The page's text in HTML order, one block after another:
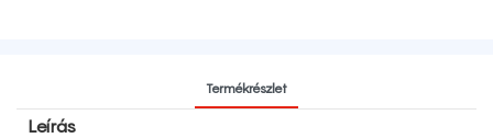
Termékrészlet
Leírás